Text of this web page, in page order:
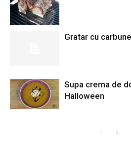
Gratar cu
Supa crema de
Halloween